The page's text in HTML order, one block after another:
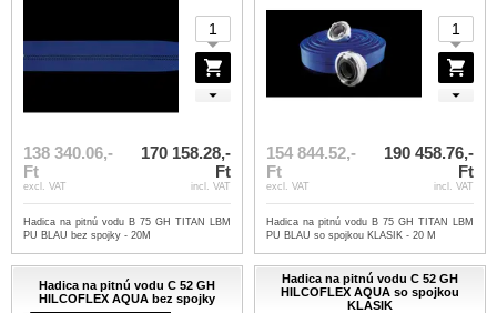
138 340.06,-
Ft
excl. VAT
170 158.28,-
Ft
incl. VAT
Hadica na pitnú vodu B 75 GH TITAN LBM
PU BLAU bez spojky - 20M
154 844.52,-
Ft
excl. VAT
190 458.76,-
Ft
incl. VAT
Hadica na pitnú vodu B 75 GH TITAN LBM
PU BLAU so spojkou KLASIK - 20 M
Hadica na pitnú vodu C 52 GH
HILCOFLEX AQUA bez spojky
Hadica na pitnú vodu C 52 GH
HILCOFLEX AQUA so spojkou
KLASIK